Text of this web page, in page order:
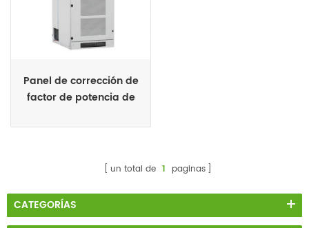
Panel de corrección de
factor de potencia de
de var estática
un total de 1 paginas
CATEGORÍAS